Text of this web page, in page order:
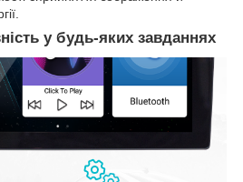
у будь-яких завданнях